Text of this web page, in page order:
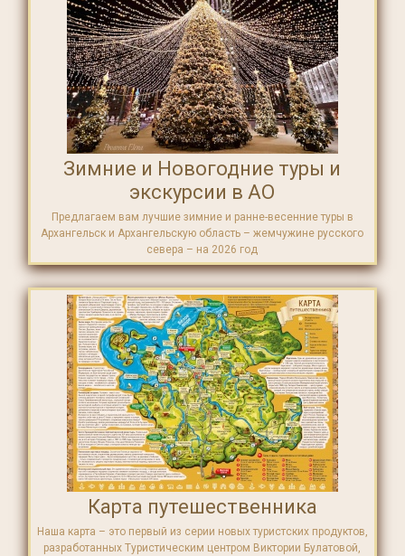
Зимние и Новогодние туры и
экскурсии в АО
Предлагаем вам лучшие зимние и ранне-весенние туры в
Архангельск и Архангельскую область – жемчужине русского
севера – на 2026 год
Карта путешественника
Наша карта – это первый из серии новых туристских продуктов,
разработанных Туристическим центром Виктории Булатовой,